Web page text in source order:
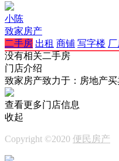
小陈
致家房产
二手房 出租 商铺 写字楼
没有相关二手房
门店介绍
致家房产致力于：房地产
查看更多门店信息
收起
Copyright ©2020 便民房产